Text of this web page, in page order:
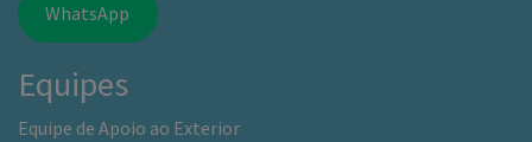
WhatsApp
Equipes
Equipe de Apoio ao Exterior